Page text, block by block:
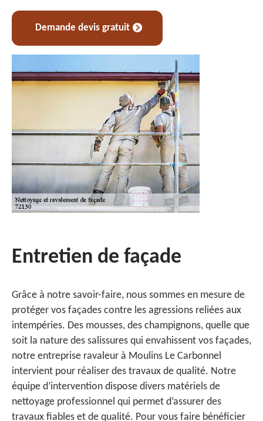
Demande devis gratuit
Entretien de façade
Grâce à notre savoir-faire, nous sommes en mesure de
protéger vos façades contre les agressions reliées aux
intempéries. Des mousses, des champignons, quelle que
soit la nature des salissures qui envahissent vos façades,
notre entreprise ravaleur à Moulins Le Carbonnel
intervient pour réaliser des travaux de qualité. Notre
équipe d’intervention dispose divers matériels de
nettoyage professionnel qui permet d’assurer des
travaux fiables et de qualité. Pour vous faire bénéficier